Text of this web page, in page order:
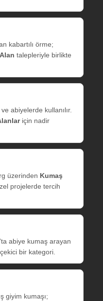
kabartılı örme;
talepleriyle birlikte
abiyelerde kullanılır.
için nadir
üzerinden Kumaş
projelerde tercih
abiye kumaş arayan
bir kategori.
giyim kumaşı;